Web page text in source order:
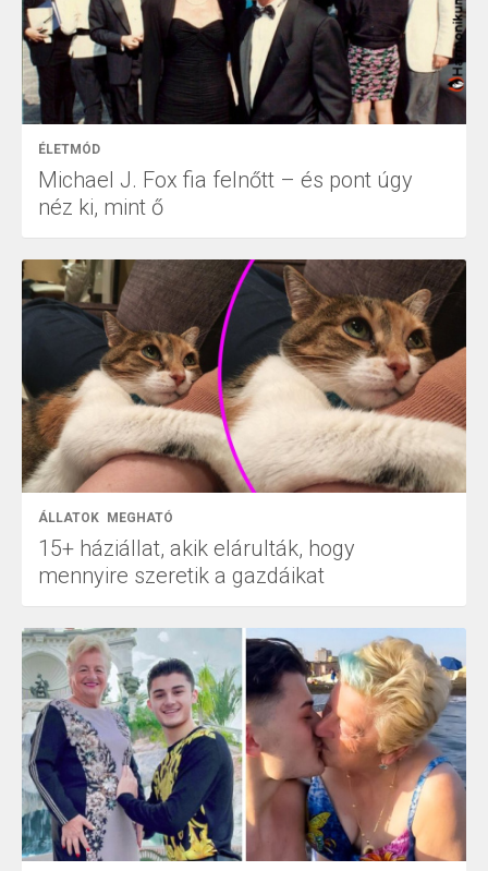
ÉLETMÓD
Michael J. Fox fia felnőtt – és pont úgy
néz ki, mint ő
ÁLLATOK MEGHATÓ
15+ háziállat, akik elárulták, hogy
mennyire szeretik a gazdáikat